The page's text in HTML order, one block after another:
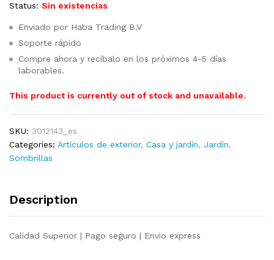
Status: Sin existencias
Enviado por Haba Trading B.V
Soporte rápido
Compre ahora y recíbalo en los próximos 4-5 días
laborables.
This product is currently out of stock and unavailable.
SKU: 3012143_es
Categories: Artículos de exterior, Casa y jardín, Jardín,
Sombrillas
Description
Calidad Superior | Pago seguro | Envio express